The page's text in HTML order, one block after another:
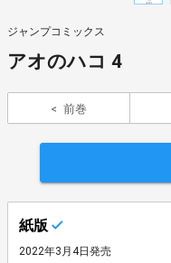
ジャンプコミックス
アオのハコ 4
前巻
紙版
2022年3月4日発売